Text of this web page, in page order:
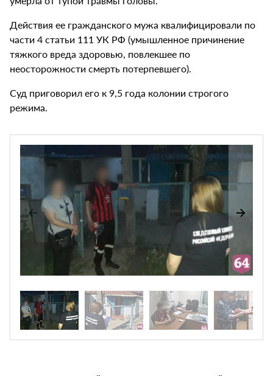
Действия ее гражданского мужа квалифицировали по
части 4 статьи 111 УК РФ (умышленное причинение
тяжкого вреда здоровью, повлекшее по
неосторожности смерть потерпевшего).
Суд приговорил его к 9,5 года колонии строгого
режима.